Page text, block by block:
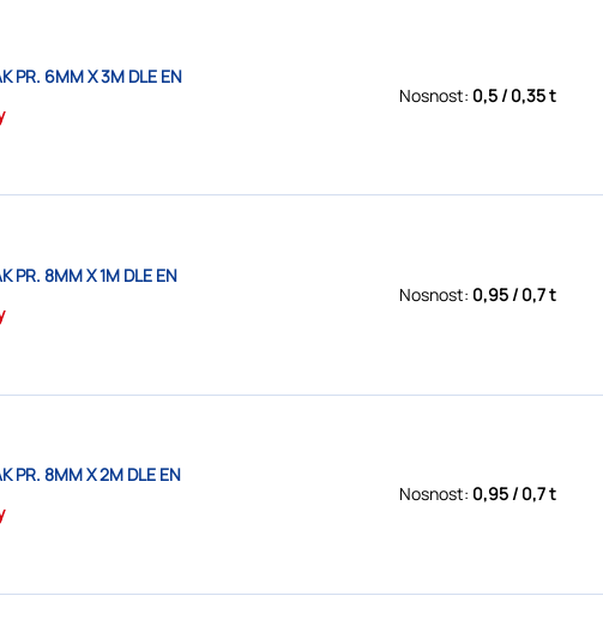
PR. 6MM X 3M DLE EN
Nosnost: 0,5 / 0,35 t
PR. 8MM X 1M DLE EN
Nosnost: 0,95 / 0,7 t
PR. 8MM X 2M DLE EN
Nosnost: 0,95 / 0,7 t